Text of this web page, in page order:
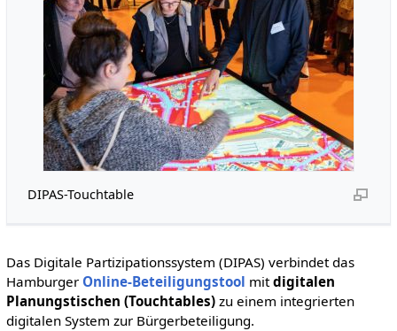
DIPAS-Touchtable
Das Digitale Partizipationssystem (DIPAS) verbindet das
Hamburger Online-Beteiligungstool mitdigitalen
Planungstischen (Touchtables)zu einem integrierten
digitalen System zur Bürgerbeteiligung.